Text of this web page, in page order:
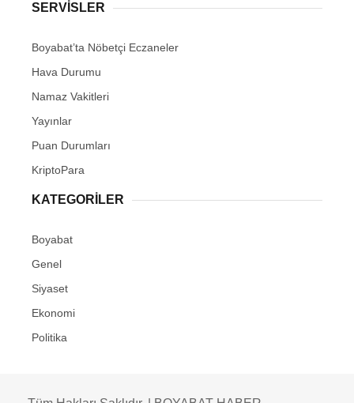
SERVISLER
Boyabat’ta Nöbetçi Eczaneler
Hava Durumu
Namaz Vakitleri
Yayınlar
Puan Durumları
KriptoPara
KATEGORILER
Boyabat
Genel
Siyaset
Ekonomi
Politika